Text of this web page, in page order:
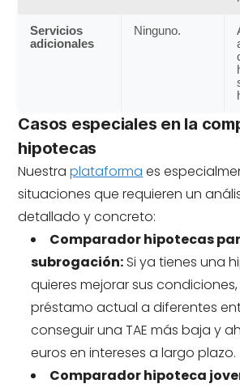
Servicios
adicionales
Ninguno.
Casos especiales en la
hipotecas
Nuestraplataforma es
situaciones que requieren un
detallado y concreto:
Comparador hipotecas
subrogación: Si ya tienes una
quieres mejorar sus
préstamo actual a diferentes
conseguir una TAE más baja y
euros en intereses a largo plazo.
Comparador hipoteca